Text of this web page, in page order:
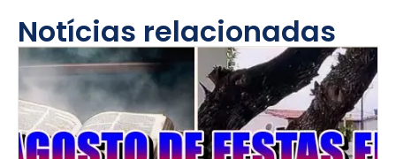
Notícias relacionadas